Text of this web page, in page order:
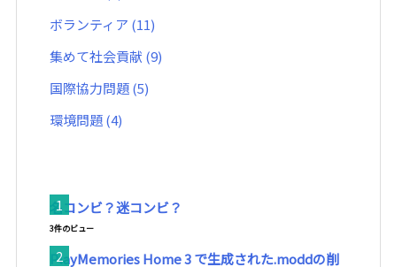
ボランティア (11)
集めて社会貢献 (9)
国際協力問題(5)
環境問題(4)
名コンビ？迷コンビ？
3件のビュー
PlayMemories Home 3 で生成された.moddの削